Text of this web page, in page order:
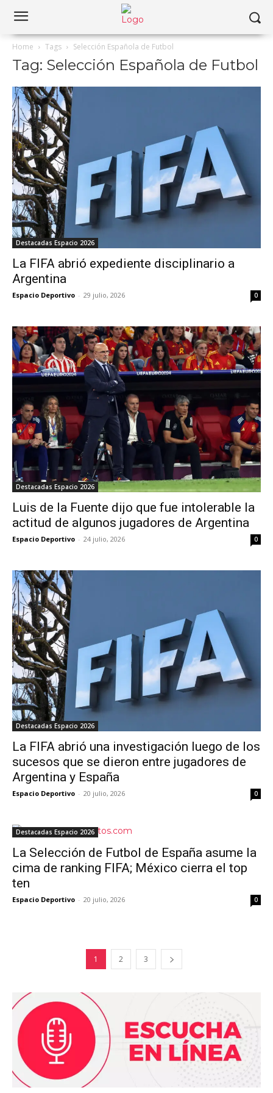
Home Tags Selección Española de Futbol
Tag: Selección Española de Futbol
Destacadas Espacio 2026
La FIFA abrió expediente disciplinario a
Argentina
Espacio Deportivo - 29 julio, 2026 0
Destacadas Espacio 2026
Luis de la Fuente dijo que fue intolerable la
actitud de algunos jugadores de Argentina
Espacio Deportivo - 24 julio, 2026 0
Destacadas Espacio 2026
La FIFA abrió una investigación luego de los
sucesos que se dieron entre jugadores de
Argentina y España
Espacio Deportivo - 20 julio, 2026 0
Destacadas Espacio 2026
La Selección de Futbol de España asume la
cima de ranking FIFA; México cierra el top
ten
Espacio Deportivo - 20 julio, 2026 0
1 2 3